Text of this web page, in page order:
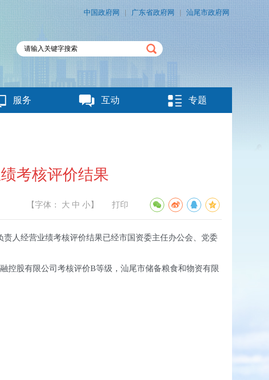
汕尾市政府网
广东省政府网
中国政府网
服务 互动 专题
考核评价结果
【字体： 大 中 小】 打印
人经营业绩考核评价结果已经市国资委主任办公会、党委
股有限公司考核评价B等级，汕尾市储备粮食和物资有限